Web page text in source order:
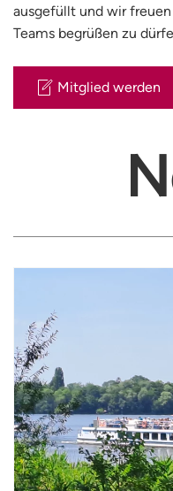
ausgefüllt und wir freuen
Teams begrüßen zu
Mitglied werden